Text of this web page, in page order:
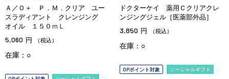
Ａ／Ｏ＋ Ｐ．Ｍ．クリア ユー
スラディアント クレンジング
オイル １５０ｍＬ
5,060 円 （税込）
在庫：○
ドクターケイ 薬用Ｃクリアクレ
ンジングジェル［医薬部外品］
3,850 円 （税込）
在庫：○
OPポイント対象 ソーシャルギフト